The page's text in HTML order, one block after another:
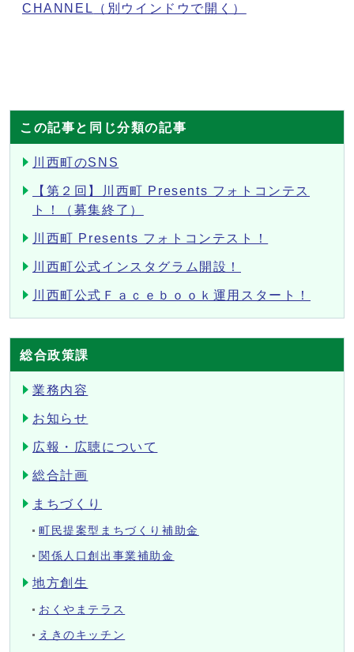
CHANNEL
（別ウインドウで開く）
この記事と同じ分類の記事
川西町のSNS
【第２回】川西町 Presents フォトコンテス
ト！（募集終了）
川西町 Presents フォトコンテスト！
川西町公式インスタグラム開設！
川西町公式Ｆａｃｅｂｏｏｋ運用スタート！
総合政策課
業務内容
お知らせ
広報・広聴について
総合計画
まちづくり
町民提案型まちづくり補助金
関係人口創出事業補助金
地方創生
おくやまテラス
えきのキッチン